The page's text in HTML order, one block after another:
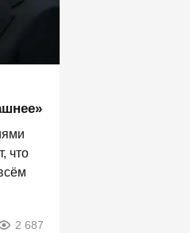
что
2 687